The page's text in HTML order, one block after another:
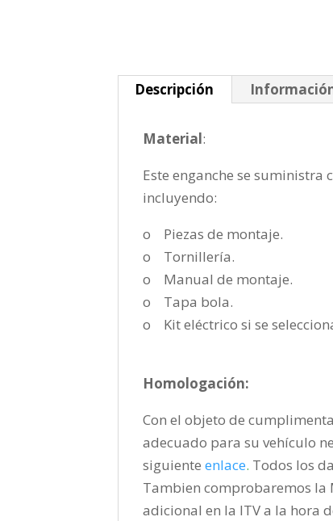
Descripción
Material:
Este enganche se
incluyendo:
o Piezas de montaje.
o Tornillería.
o Manual de montaje.
o Tapa bola.
o Kit eléctrico si se
Homologación:
Con el objeto de
adecuado para su vehículo
siguienteenlace. Todos los
Tambien comprobaremos la
adicional en la ITV a la hora